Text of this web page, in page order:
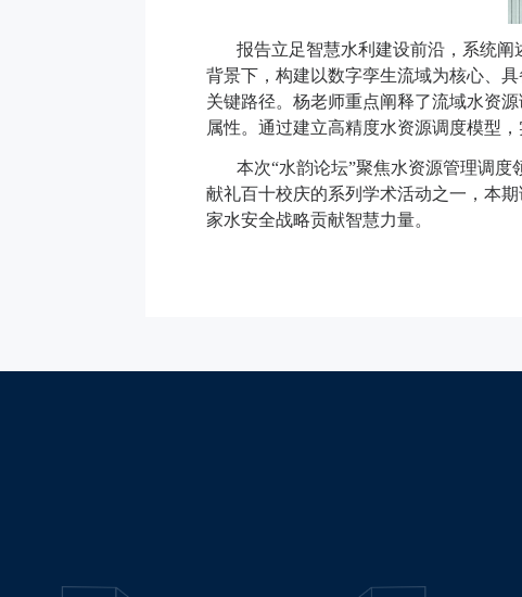
报告立足智慧水利建设前沿，系统
背景下，构建以数字孪生流域为核心、具
关键路径。杨老师重点阐释了流域水资
属性。通过建立高精度水资源调度模型
本次“水韵论坛”聚焦水资源管理调度
献礼百十校庆的系列学术活动之一，本
家水安全战略贡献智慧力量。